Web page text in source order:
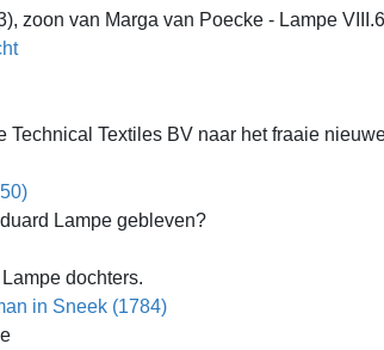
zoon van Marga van Poecke - Lampe
Technical Textiles BV naar het fraaie
Lampe gebleven?
dochters.
in Sneek (1784)